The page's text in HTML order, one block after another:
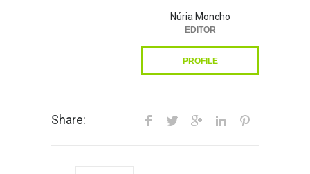
Núria Moncho
EDITOR
PROFILE
Share: